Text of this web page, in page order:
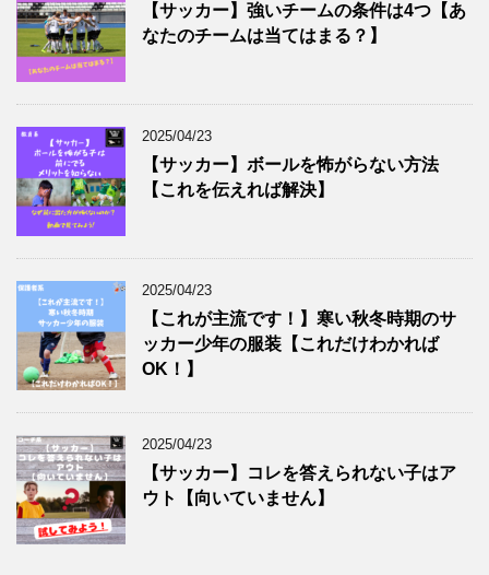
【サッカー】強いチームの条件は4つ【あ
なたのチームは当てはまる？】
2025/04/23
【サッカー】ボールを怖がらない方法
【これを伝えれば解決】
2025/04/23
【これが主流です！】寒い秋冬時期のサ
ッカー少年の服装【これだけわかれば
OK！】
2025/04/23
【サッカー】コレを答えられない子はア
ウト【向いていません】